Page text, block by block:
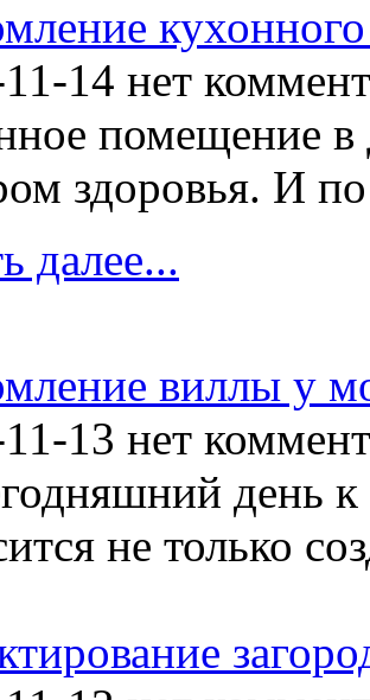
14 нет
помещение в
здоровья. И
далее...
виллы у
13 нет
день к
не только